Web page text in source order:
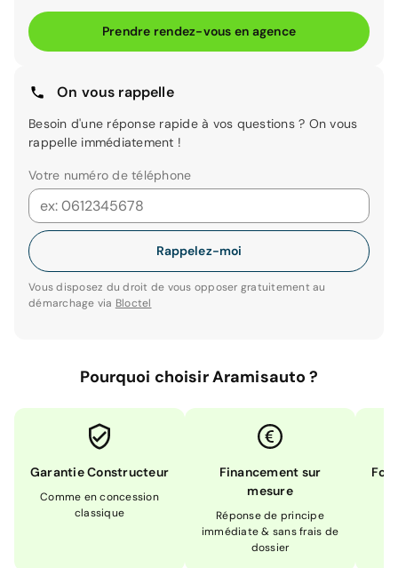
Prendre rendez-vous en agence
On vous rappelle
Besoin d'une réponse rapide à vos questions ? On vous
rappelle immédiatement !
Votre numéro de téléphone
Rappelez-moi
Vous disposez du droit de vous opposer gratuitement au
démarchage via Bloctel
Pourquoi choisir Aramisauto ?
Garantie Constructeur
Comme en concession
classique
Financement sur
mesure
Réponse de principe
immédiate & sans frais de
dossier